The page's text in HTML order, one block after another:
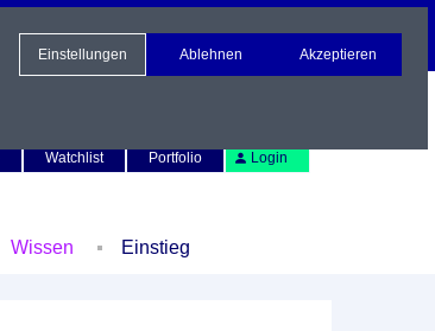
Watchlist Portfolio Login
Wissen Einstieg
Einstellungen Ablehnen Akzeptieren